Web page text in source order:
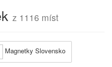
z 1116 míst
Magnetky Slovensko